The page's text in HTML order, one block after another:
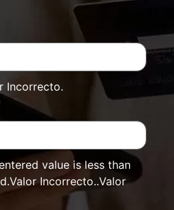
Incorrecto.
value is less than
Valor Incorrecto..Valor